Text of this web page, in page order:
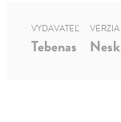
VYDAVATEĽ
Tebenas
VERZIA